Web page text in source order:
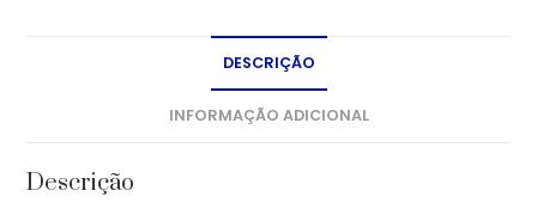
DESCRIÇÃO
INFORMAÇÃO ADICIONAL
Descrição